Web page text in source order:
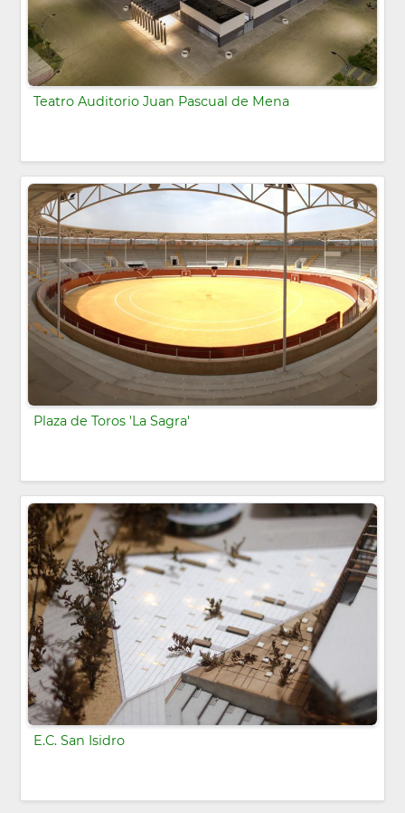
Teatro Auditorio Juan Pascual de Mena
Plaza de Toros 'La Sagra'
E.C. San Isidro